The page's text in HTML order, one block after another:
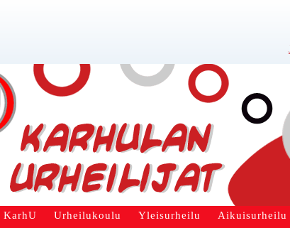
KarhU Urheilukoulu Yleisurheilu Aikuisurheilu